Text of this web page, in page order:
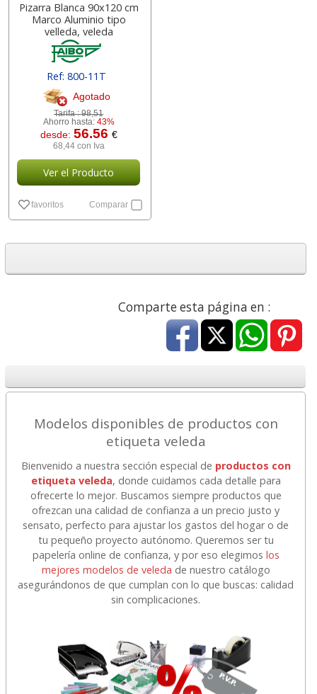
Pizarra Blanca 90x120 cm
Marco Aluminio tipo
velleda, veleda
Ref: 800-11T
Agotado
Tarifa :98,51
Ahorro hasta: 43%
desde: 56.56 €
68,44 con Iva
Ver el Producto
favoritos Comparar
Comparte esta página en :
Modelos disponibles de productos con
etiqueta veleda
Bienvenido a nuestra sección especial de productos con
etiqueta veleda, donde cuidamos cada detalle para
ofrecerte lo mejor. Buscamos siempre productos que
ofrezcan una calidad de confianza a un precio justo y
sensato, perfecto para ajustar los gastos del hogar o de
tu pequeño proyecto autónomo. Queremos ser tu
papelería online de confianza, y por eso elegimos los
mejores modelos de veleda de nuestro catálogo
asegurándonos de que cumplan con lo que buscas: calidad
sin complicaciones.